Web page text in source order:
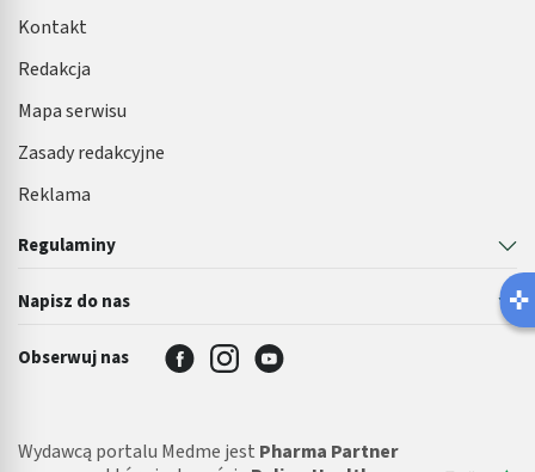
Regulaminy
Napisz do nas
Kontakt
Redakcja
Mapa serwisu
Zasady redakcyjne
Reklama
Obserwuj nas
Wydawcą portalu Medme jest Pharma Partner